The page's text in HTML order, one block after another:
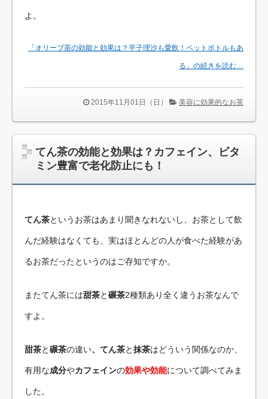
よ。
「オリーブ茶の効能と効果は？平子理沙も愛飲！ペットボトルもあ
る」の続きを読む…
2015年11月01日（日） 美容に効果的なお茶
てん茶の効能と効果は？カフェイン、ビタ
ミン豊富で老化防止にも！
てん茶というお茶はあまり聞きなれないし、お茶として飲
んだ経験はなくても、実はほとんどの人が食べた経験があ
るお茶だったというのはご存知ですか。
またてん茶には甜茶と碾茶2種類あり全く違うお茶なんで
すよ。
甜茶と碾茶の違い、てん茶と抹茶はどういう関係なのか、
有用な成分やカフェインの効果や効能について調べてみま
した。